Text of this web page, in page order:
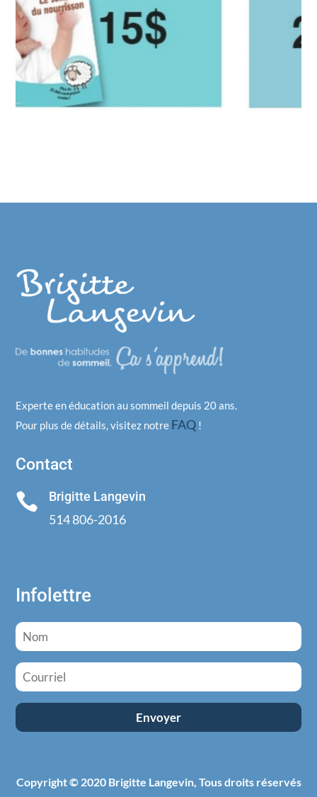
Experte en éducation au sommeil depuis 20 ans.
Pour plus de détails, visitez notre FAQ !
Contact
 Brigitte Langevin
514 806-2016
Infolettre
Copyright © 2020 Brigitte Langevin, Tous droits réservés